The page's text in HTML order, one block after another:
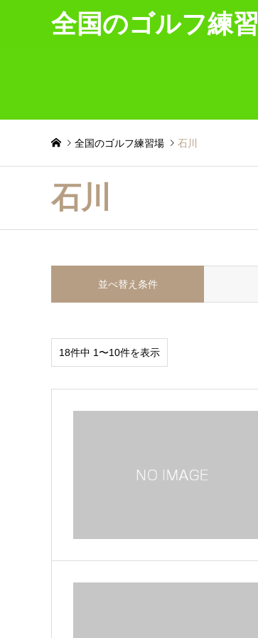
全国のゴルフ練
全国のゴルフ練習場 石川
石川
並べ替え条件
18件中 1〜10件を表示